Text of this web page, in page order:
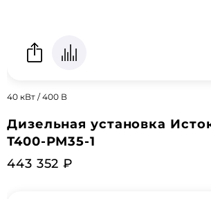
40 кВт / 400 В
Дизельная установка
Т400-РМ35-1
443 352 ₽